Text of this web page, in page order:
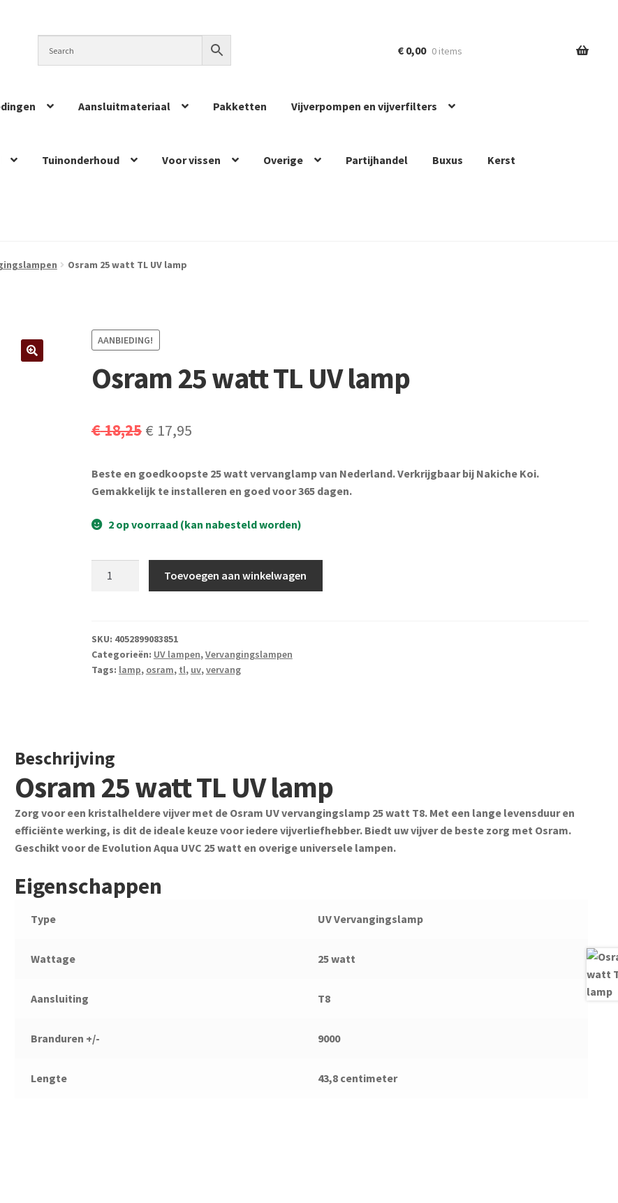
€ 0,00 0 items
Aansluitmateriaal Pakketten Vijverpompen en vijverfilters
Tuinonderhoud Voor vissen Overige Partijhandel Buxus Kerst
Osram 25 watt TL UV lamp
AANBIEDING!
Osram 25 watt TL UV lamp
€18,25 Oorspronkelijke
was:
€ 17,95Huidige
is:
Beste en goedkoopste 25 watt vervanglamp van Nederland. Verkrijgbaar bij Nakiche Koi.
Gemakkelijk te installeren en goed voor 365 dagen.
2 op voorraad (kan nabesteld worden)
UV
lamp
aantal
Toevoegen aan winkelwagen
SKU: 4052899083851
Categorieën: UV lampen,Vervangingslampen
Tags: lamp, osram, tl, uv,vervang
Beschrijving
Osram 25 watt TL UV lamp
Zorg voor een kristalheldere vijver met de Osram UV vervangingslamp 25 watt T8. Met een lange levensduur en
efficiënte werking, is dit de ideale keuze voor iedere vijverliefhebber. Biedt uw vijver de beste zorg met Osram.
Geschikt voor de Evolution Aqua UVC 25 watt en overige universele lampen.
Eigenschappen
Type UV Vervangingslamp
Wattage 25 watt
Aansluiting T8
Branduren +/- 9000
Lengte 43,8 centimeter